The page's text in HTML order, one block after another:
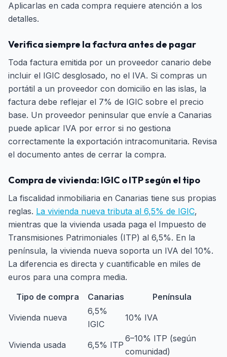
Aplicarlas en cada compra requiere atención a los
detalles.
Verifica siempre la factura antes de pagar
Toda factura emitida por un proveedor canario debe
incluir el IGIC desglosado, no el IVA. Si compras un
portátil a un proveedor con domicilio en las islas, la
factura debe reflejar el 7% de IGIC sobre el precio
base. Un proveedor peninsular que envíe a Canarias
puede aplicar IVA por error si no gestiona
correctamente la exportación intracomunitaria. Revisa
el documento antes de cerrar la compra.
Compra de vivienda: IGIC o ITP según el tipo
La fiscalidad inmobiliaria en Canarias tiene sus propias
reglas. La vivienda nueva tributa al 6,5% de IGIC,
mientras que la vivienda usada paga el Impuesto de
Transmisiones Patrimoniales (ITP) al 6,5%. En la
península, la vivienda nueva soporta un IVA del 10%.
La diferencia es directa y cuantificable en miles de
euros para una compra media.
Tipo de compra
Canarias Península
Vivienda nueva
6,5%
IGIC
10% IVA
Vivienda usada 6,5% ITP
6–10% ITP (según
comunidad)